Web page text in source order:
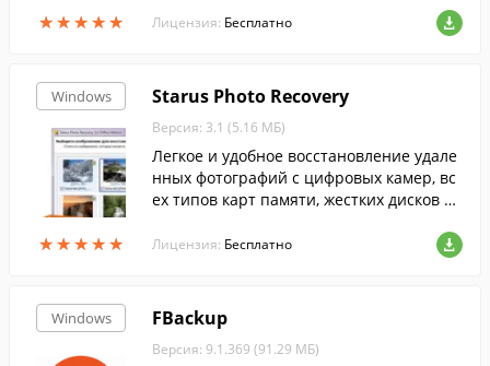
★★★★★
★★★★★ Лицензия: Бесплатно
Windows
★★★★★
★★★★★
Starus Photo Recovery
Версия: 3.1 (5.16 МБ)
Легкое и удобное восстановление удале
нных фотографий с цифровых камер, вс
ех типов карт памяти, жестких дисков ил
Лицензия: Бесплатно
Windows FBackup
Версия: 9.1.369 (91.29 МБ)